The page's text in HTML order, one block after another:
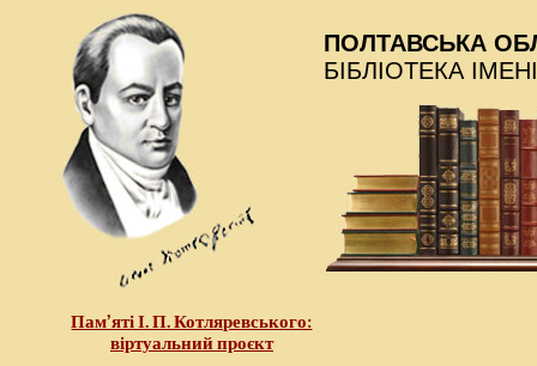
Пам’яті І. П. Котляревського:
віртуальний проєкт
ПОЛТАВСЬКА
БІБЛІОТЕКА